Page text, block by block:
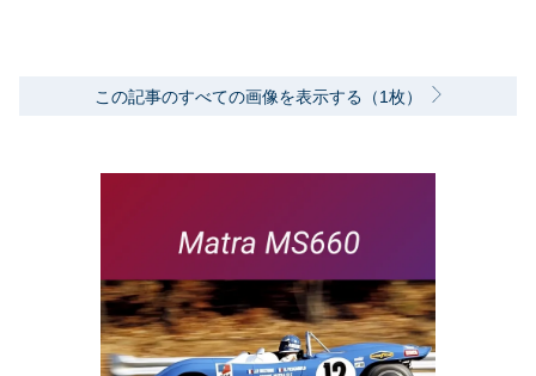
この記事のすべての画像を表示する（1枚）